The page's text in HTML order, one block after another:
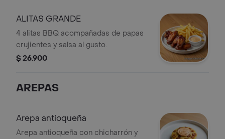
ALITAS GRANDE
4 alitas BBQ acompañadas de papas
crujientes y salsa al gusto.
$ 26.900
AREPAS
Arepa antioqueña
Arepa antioqueña con chicharrón y